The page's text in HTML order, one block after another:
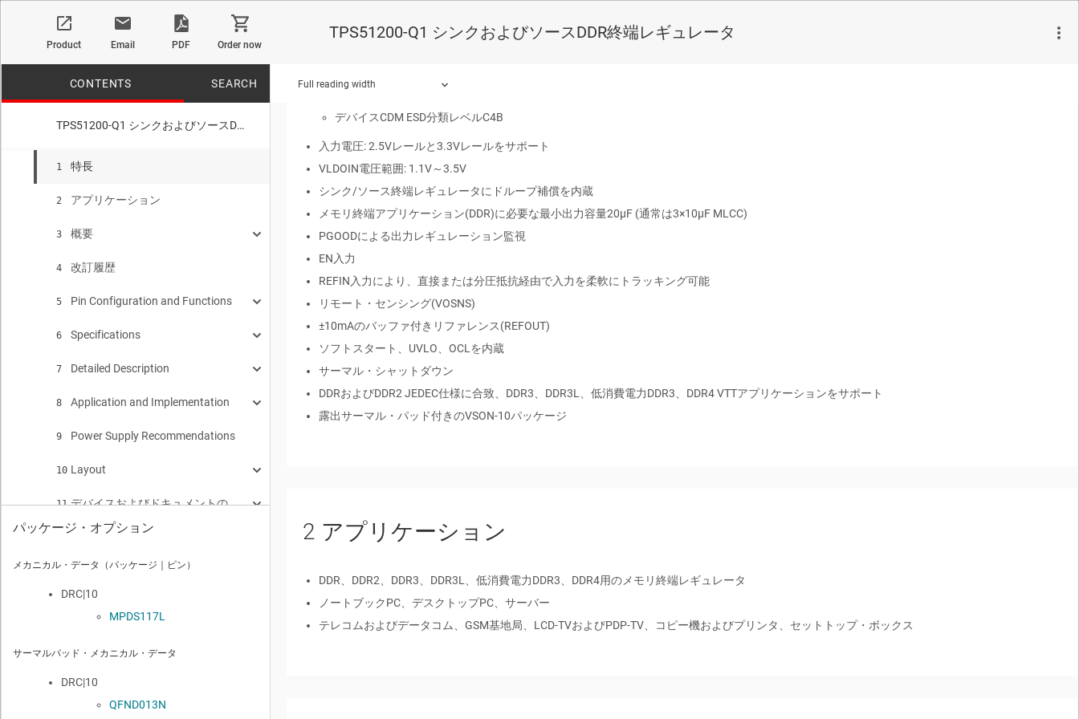
Product Email PDF Order now
TPS51200-Q1 シンクおよびソースDDR終端レギュレータ
CONTENTS SEARCH
TPS51200-Q1 シンクおよびソースDDR終端レギュレータ
1 特長
2 アプリケーション
3 概要
Device Images
標準のDDRアプリケーション
4 改訂履歴
5 Pin Configuration and Functions
Pin Functions
6 Specifications
6.1 Absolute Maximum Ratings
6.2 ESD Ratings
6.3 Recommended Operating Conditions
6.4
6.5 Electrical Characteristics
6.6 Switching Characteristics
6.7 Typical Characteristics
7 Detailed Description
7.1 Overview
7.2 Functional Block Diagram
7.3
7.3.1 Sink and Source Regulator (VO Pin)
7.3.2
7.3.3 Reference Output (REFOUT Pin)
7.3.7 Current Protection (VO Pin)
7.4 Device Functional Modes
7.4.1
7.4.2 Tracking Startup and Shutdown
8 Application and Implementation
8.1 Application Information
8.2
8.2.1 VTT DIMM Applications
8.2.1.2
VIN Capacitor
8.2.2
8.2.2.1
8.2.3 Design Example 2
8.2.6.1
8.2.7 Design Example 6
9 Power Supply Recommendations
10 Layout
10.1 Layout Guidelines
10.2 Layout Example
10.3 Thermal Considerations
11 デバイスおよびドキュメントのサポート
11.1 デバイス・サポート
11.1.1 デベロッパー・ネットワークの製品に関する免責事項
11.2 ドキュメントのサポート
11.6 静電気放電に関する注意事項
12 メカニカル、パッケージ、および注文情報
重要なお知らせ
パッケージ・オプション
メカニカル・データ（パッケージ｜ピン）
DRC|10
MPDS117L
サーマルパッド・メカニカル・データ
DRC|10
QFND013N
Full reading width
車載アプリケーションに対応
デバイスCDM ESD分類レベルC4B
入力電圧: 2.5Vレールと3.3Vレールをサポート
VLDOIN電圧範囲: 1.1V～3.5V
シンク/ソース終端レギュレータにドループ補償を内蔵
メモリ終端アプリケーション(DDR)に必要な最小出力容量20μF (通常は3×10μF MLCC)
PGOODによる出力レギュレーション監視
EN入力
REFIN入力により、直接または分圧抵抗経由で入力を柔軟にトラッキング可能
リモート・センシング(VOSNS)
±10mAのバッファ付きリファレンス(REFOUT)
ソフトスタート、UVLO、OCLを内蔵
サーマル・シャットダウン
DDRおよびDDR2 JEDEC仕様に合致、DDR3、DDR3L、低消費電力DDR3、DDR4 VTTアプリケーションをサポート
露出サーマル・パッド付きのVSON-10パッケージ
2 アプリケーション
DDR、DDR2、DDR3、DDR3L、低消費電力DDR3、DDR4用のメモリ終端レギュレータ
ノートブックPC、デスクトップPC、サーバー
テレコムおよびデータコム、GSM基地局、LCD-TVおよびPDP-TV、コピー機およびプリンタ、セットトップ・ボックス